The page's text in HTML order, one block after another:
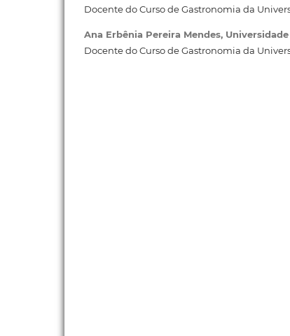
Docente do Curso de Gastronomia da
Ana Erbênia Pereira Mendes,
Docente do Curso de Gastronomia da